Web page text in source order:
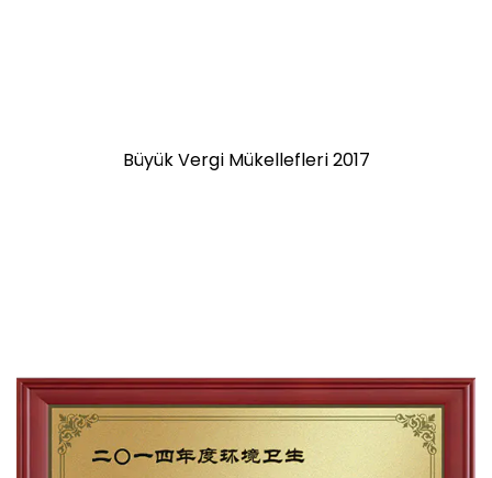
Büyük Vergi Mükellefleri 2017